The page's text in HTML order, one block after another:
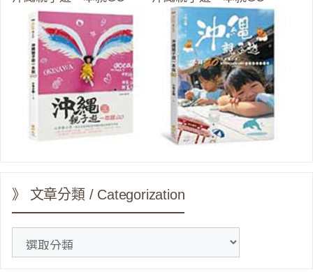
》 文章分類 / Categorization